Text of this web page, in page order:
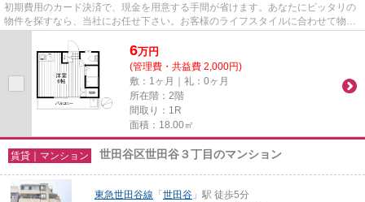
初期費用のカード決済で、現金を用意する手間が省けます。あなたにピッタリの
物件を探すなら、当社にお任せ下さい。お客様のライフスタイルに合わせて物件
のご紹介をいたしますので、...
6万円
(管理費・共益費 2,000円)
敷：1ヶ月｜礼：0ヶ月
所在階：2階
間取り：1R
面積：18.00㎡
賃貸｜マンション 世田谷区世田谷３丁目のマンション
東急世田谷線 「世田谷 」駅 徒歩5分